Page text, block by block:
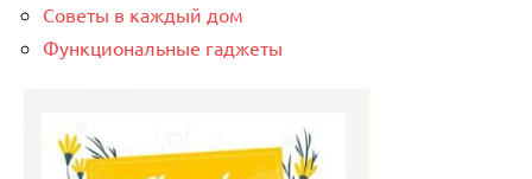
Советы в каждый дом
Функциональные гаджеты